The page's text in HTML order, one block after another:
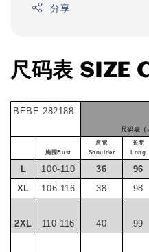
分享
尺码表 SIZE
BEBE 282188
尺码表（
胸围Bust
肩宽
Shoulder
长度
Long
L 100-110 36 96
XL
106-116 38 98
2XL 110-116 40 99